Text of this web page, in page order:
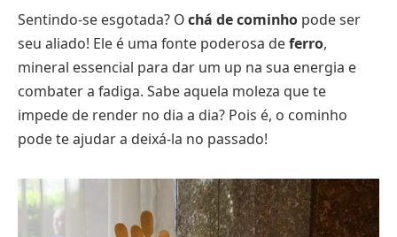
Sentindo-se esgotada? Ochá de cominho pode ser
seu aliado! Ele é uma fonte poderosa deferro,
mineral essencial para dar um up na sua energia e
combater a fadiga. Sabe aquela moleza que te
impede de render no dia a dia? Pois é, o cominho
pode te ajudar a deixá-la no passado!